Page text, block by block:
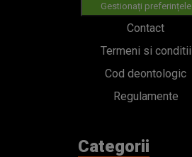
Gestionați preferințele
Contact
Termeni si conditii
Cod deontologic
Regulamente
Categorii